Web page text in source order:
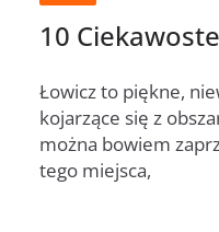
10
Łowicz to piękne,
kojarzące się z
można bowiem
tego miejsca,